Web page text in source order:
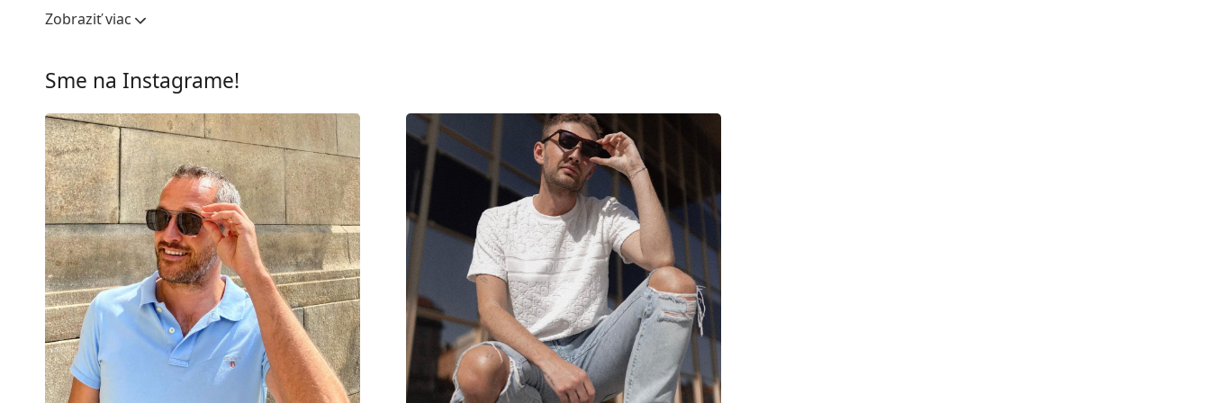
Šírka očnice:
49 mm
Rám
Tvar rámu:
Okrúhle
Farba rámov:
Sivá
Materiál rámov:
Plast
Veľkosť:
M
Šírka:
130 mm
Dĺžka stranice:
145 mm
Šírka mostíka:
24 mm
Hmotnosť:
100 g
Nastaviteľné sedielka:
Nie
Príslušenstvo
Zobraziť viac
Sme na Instagrame!